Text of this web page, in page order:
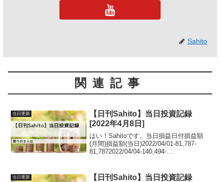
Sahito
関連記事
当日更新
【日刊Sahito】当日投資記録
[2022年4月8日]
はい！Sahitoです。当日損益日付損益額
(月間)損益額(当日)2022/04/01-81,787-
81,7872022/04/04-140,494-
当日更新
【日刊Sahito】当日投資記録